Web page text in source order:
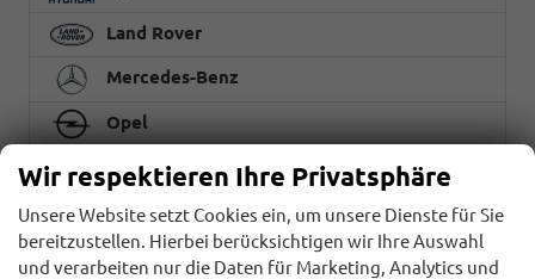
Land Rover
Mercedes-Benz
Opel
Peugeot
Renault
Seat
Wir respektieren Ihre Privatsphäre
Unsere Website setzt Cookies ein, um unsere Dienste für Sie
bereitzustellen. Hierbei berücksichtigen wir Ihre Auswahl
und verarbeiten nur die Daten für Marketing, Analytics und